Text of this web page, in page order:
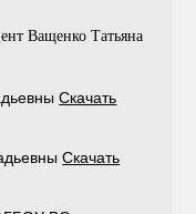
Ващенко Татьяна
Скачать
Скачать